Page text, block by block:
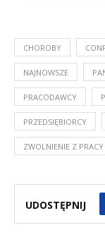
CHOROBY
NAJNOWSZE
PRACODAWCY
PRZEDSIĘBIORCY
ZWOLNIENIE Z PRACY
UDOSTĘPNIJ